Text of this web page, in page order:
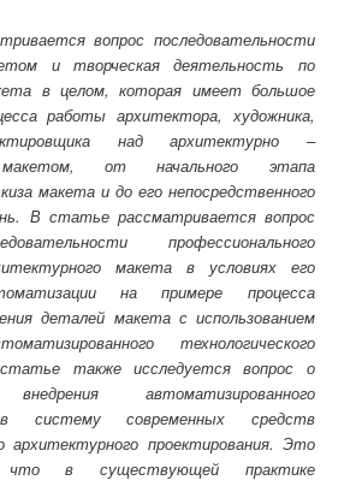
вопрос последовательности
и творческая деятельность по
в целом, которая имеет большое
работы архитектора, художника,
над архитектурно –
от начального этапа
макета и до его непосредственного
В статье рассматривается вопрос
профессионального
макета в условиях его
на примере процесса
деталей макета с использованием
технологического
также исследуется вопрос о
автоматизированного
в систему современных средств
архитектурного проектирования. Это
в существующей практике